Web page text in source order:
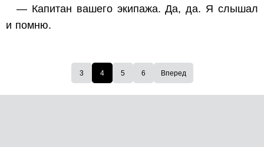
— Капитан вашего экипажа. Да, да. Я слышал
и помню.
3 4 5 6 Вперед